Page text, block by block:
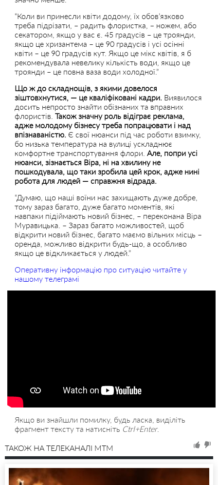
“Коли ви принесли квіти додому, їх обов’язково
треба підрізати, – радить флористка, – ножем, або
секатором, якщо у вас є. 45 градусів – це троянди,
якщо це хризантема – це 90 градусів і усі осінні
квіти – це 90 градусів кут. Якщо це мікс квітів, я б
рекомендувала невелику кількість води, якщо це
троянди – це повна ваза води холодної.”
Що ж до складнощів, з якими довелося
зіштовхнутися, — це кваліфіковані кадри. Виявилося
досить непросто знайти обізнаних та вправних
флористів. Також значну роль відіграє реклама,
адже молодому бізнесу треба попрацювати і над
впізнаваністю. Є свої нюанси під час роботи взимку,
бо низька температура на вулиці ускладнює
комфортне транспортування флори. Але, попри усі
нюанси, зізнається Віра, ні на хвилину не
пошкодувала, що таки зробила цей крок, адже нині
робота для людей — справжня відрада.
“Думаю, що наші воїни нас захищають дуже добре,
тому зараз багато, дуже багато моментів, які
навпаки підіймають новий бізнес, – переконана Віра
Муравицька. – Зараз багато можливостей, щоб
відкрити новий бізнес, багато маємо вільних місць –
оренда, можливо відкрити будь-що, а особливо
якщо це відкликається у людей.”
Оперативну інформацію про ситуацію читайте у
нашому телеграмі
Якщо ви знайшли помилку, будь ласка, виділіть
фрагмент тексту та натисніть Ctrl+Enter.
ТАКОЖ НА ТЕЛЕКАНАЛІ MTM